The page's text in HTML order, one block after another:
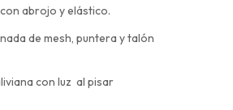
abrojo y elástico.
de mesh, puntera y talón
con luz al pisar